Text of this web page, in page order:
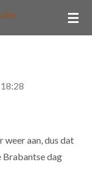
weer aan, dus dat
Brabantse dag